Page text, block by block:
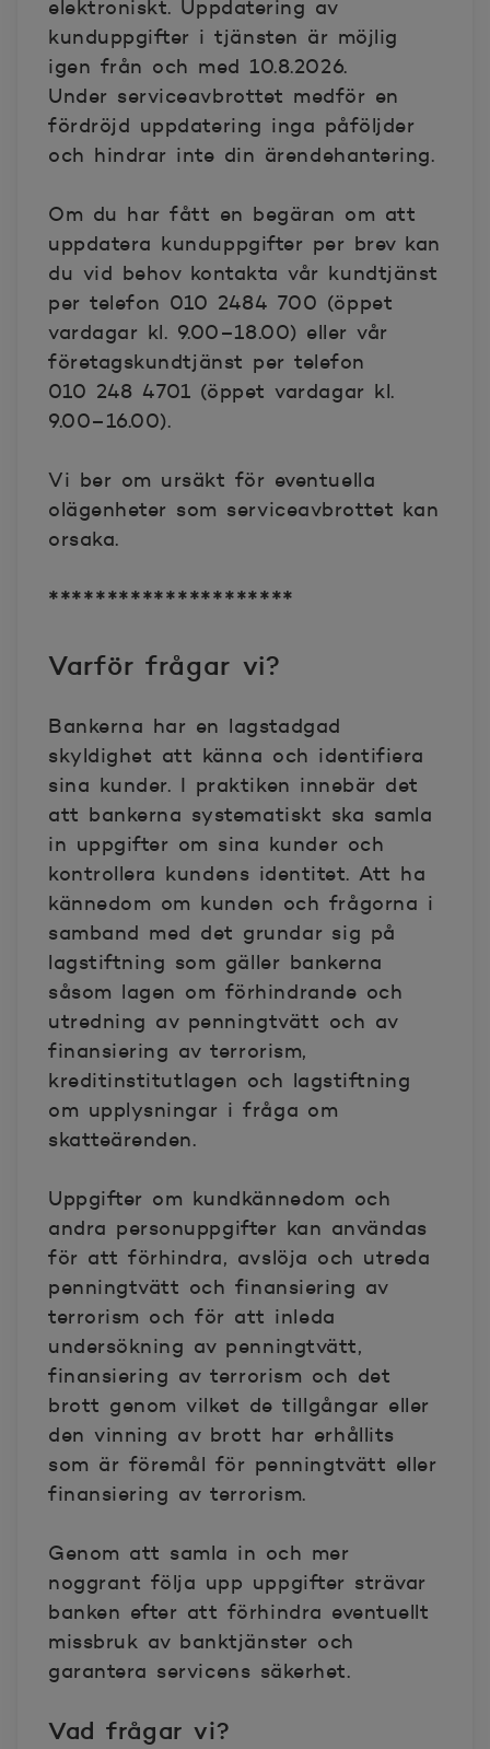
elektroniskt. Uppdatering av
kunduppgifter i tjänsten är möjlig
igen från och med 10.8.2026.
Under serviceavbrottet medför en
fördröjd uppdatering inga påföljder
och hindrar inte din ärendehantering.
Om du har fått en begäran om att
uppdatera kunduppgifter per brev kan
du vid behov kontakta vår kundtjänst
per telefon 010 2484 700 (öppet
vardagar kl. 9.00–18.00) eller vår
företagskundtjänst per telefon
010 248 4701 (öppet vardagar kl.
9.00–16.00).
Vi ber om ursäkt för eventuella
olägenheter som serviceavbrottet kan
orsaka.
*********************
Varför frågar vi?
Bankerna har en lagstadgad
skyldighet att känna och identifiera
sina kunder. I praktiken innebär det
att bankerna systematiskt ska samla
in uppgifter om sina kunder och
kontrollera kundens identitet. Att ha
kännedom om kunden och frågorna i
samband med det grundar sig på
lagstiftning som gäller bankerna
såsom lagen om förhindrande och
utredning av penningtvätt och av
finansiering av terrorism,
kreditinstitutlagen och lagstiftning
om upplysningar i fråga om
skatteärenden.
Uppgifter om kundkännedom och
andra personuppgifter kan användas
för att förhindra, avslöja och utreda
penningtvätt och finansiering av
terrorism och för att inleda
undersökning av penningtvätt,
finansiering av terrorism och det
brott genom vilket de tillgångar eller
den vinning av brott har erhållits
som är föremål för penningtvätt eller
finansiering av terrorism.
Genom att samla in och mer
noggrant följa upp uppgifter strävar
banken efter att förhindra eventuellt
missbruk av banktjänster och
garantera servicens säkerhet.
Vad frågar vi?